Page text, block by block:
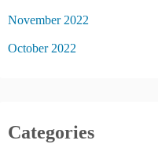
November 2022
October 2022
Categories